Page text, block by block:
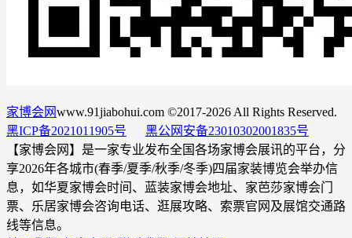
家博会网www.91jiabohui.com ©2017-2026 All Rights Reserved.
黑ICP备2021011905号
黑公网安备23010302001835号
【家博会网】是一家专业发布全国各场家博会展讯的平台，分
享2026年各城市(春季/夏季/秋季/冬季)四届家装博览会举办信
息，如华夏家博会时间、蓝装家博会地址、家芭莎家博会门
票、乐居家博会咨询电话、逛展攻略、索票官网及展馆交通路
线等信息。